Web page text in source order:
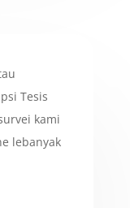
Tesis
kami
lebanyak